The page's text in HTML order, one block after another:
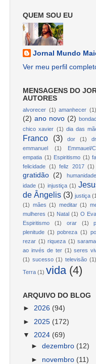
QUEM SOU EU
Jornal Mundo
Ver meu perfil
MENSAGENS DO
AUTORES
alvorecer (1) amanhecer (1)
(2) ano novo (2)
chico xavier (1) dia das
Franco
(3) dor (1)
emmanuel
(1)
empatia (1) Espiritismo (1)
felicidade (1) feliz 2017 (1)
gratidão (2) humanidade
idade (1) injustiça (1)
de Ângelis (3) justiça
(1) mães (1) meditar (1)
mulheres (1) Natal (1) O
Espiritismo
(1) orar (1)
plenitude (1) pobreza (1)
rezar (1) riqueza (1)
ao invés de ter (1) seres
(1) sucesso (1) televisão (1)
Terra (1) vida (4)
ARQUIVO DO BLOG
► 2026 (94)
► 2025 (172)
▼ 2024 (69)
►dezembro (12)
► novembro (11)